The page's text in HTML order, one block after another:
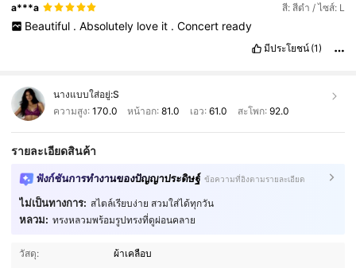
a***a สี: สีดำ / ไซส์: L
Beautiful . Absolutely love it . Concert ready
มีประโยชน์ (1)
นางแบบใส่อยู่:S
ความสูง: 170.0 หน้าอก:81.0 เอว: 61.0 สะโพก: 92.0
รายละเอียดสินค้า
ฟังก์ชันการทำงานของปัญญาประดิษฐ์ ข้อความที่อิงตามรายละเอียด
ไม่เป็นทางการ: สไตล์เรียบง่าย สวมใส่ได้ทุกวัน
หลวม: ทรงหลวมพร้อมรูปทรงที่ดูผ่อนคลาย
วัสดุ:
ผ้าเคลือบ